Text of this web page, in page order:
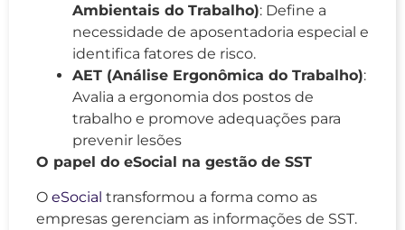
Ambientais do Trabalho): Define a
necessidade de aposentadoria especial e
identifica fatores de risco.
AET (Análise Ergonômica do Trabalho):
Avalia a ergonomia dos postos de
trabalho e promove adequações para
prevenir lesões
O papel do eSocial na gestão de SST
O eSocial transformou a forma como as
empresas gerenciam as informações de SST.